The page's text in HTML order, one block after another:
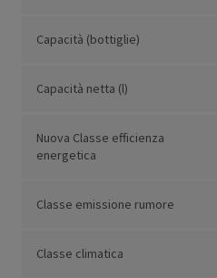
Capacità (bottiglie)
Capacità netta (l)
Nuova Classe efficienza
energetica
Classe emissione rumore
Classe climatica